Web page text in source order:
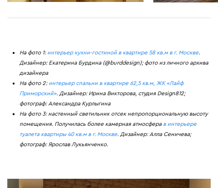
На фото 1: интерьер кухни-гостиной в квартире 58 кв.м в г. Москве.
Дизайнер: Екатерина Бурдина (@burddesign); фото из личного архива
дизайнера
На фото 2: интерьер спальни в квартире 62,5 кв.м, ЖК «Лайф
Приморский». Дизайнер: Ирина Викторова, студия Design812;
фотограф: Александра Курлыгина
На фото 3: настенный светильник отсек непропорциональную высоту
помещения. Получилась более камерная атмосфера в интерьере
туалета квартиры 40 кв.м в г. Москве. Дизайнер: Алла Сеничева;
фотограф: Ярослав Лукьянченко.